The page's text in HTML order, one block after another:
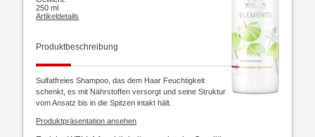
250 ml
Artikeldetails
Produktbeschreibung
Sulfatfreies Shampoo, das dem Haar Feuchtigkeit
schenkt, es mit Nährstoffen versorgt und seine Struktur
vom Ansatz bis in die Spitzen intakt hält.
Produktpräsentation ansehen